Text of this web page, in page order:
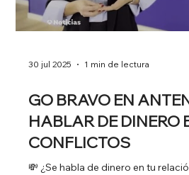
TWENIX EN TV: 54%
EVITA HABLAR EN
plataforma digital permite a los
de manera flexible, con clases
situaciones reales de negocio. No
sino de ganar confianza, fluidez y
España evita hablar inglés por